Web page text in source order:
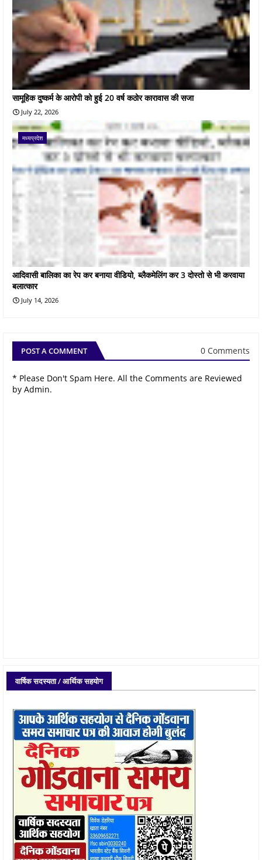
सामूहिक दुष्कर्म के आरोपी को हुई 20 वर्ष कठोर कारावास की सजा
July 22, 2026
मध्यप्रदेश
आदिवासी बालिका का रेप कर बनाया वीडियो, ब्लैकमेलिंग कर 3 दोस्तो से भी करवाया
बलात्कार
July 14, 2026
POST A COMMENT 0 Comments
* Please Don't Spam Here. All the Comments are Reviewed
by Admin.
वार्षिक सदस्यता / आर्थिक सहयोग